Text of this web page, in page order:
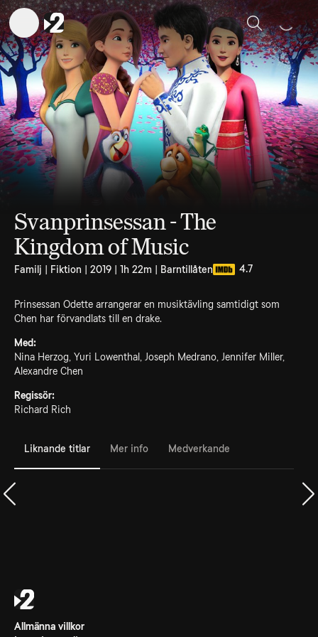
Sök
Svanprinsessan - The
Kingdom of Music
Familj | Fiktion | 2019 | 1h 22m | Barntillåten 4.7
Prinsessan Odette arrangerar en musiktävling samtidigt som
Chen har förvandlats till en drake.
Med:
Nina Herzog, Yuri Lowenthal, Joseph Medrano, Jennifer Miller,
Alexandre Chen
Regissör:
Richard Rich
Liknande titlar Mer info Medverkande
Allmänna villkor